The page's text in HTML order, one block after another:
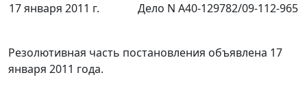
17 января 2011 г.
Дело N А40-129782/09-112-965
Резолютивная часть постановления объявлена 17
января 2011 года.